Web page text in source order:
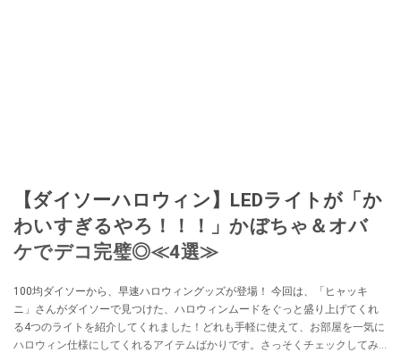
【ダイソーハロウィン】LEDライトが「か
わいすぎるやろ！！！」かぼちゃ＆オバ
ケでデコ完璧◎≪4選≫
100均ダイソーから、早速ハロウィングッズが登場！ 今回は、「ヒャッキ
ニ」さんがダイソーで見つけた、ハロウィンムードをぐっと盛り上げてくれ
る4つのライトを紹介してくれました！どれも手軽に使えて、お部屋を一気に
ハロウィン仕様にしてくれるアイテムばかりです。さっそくチェックしてみ